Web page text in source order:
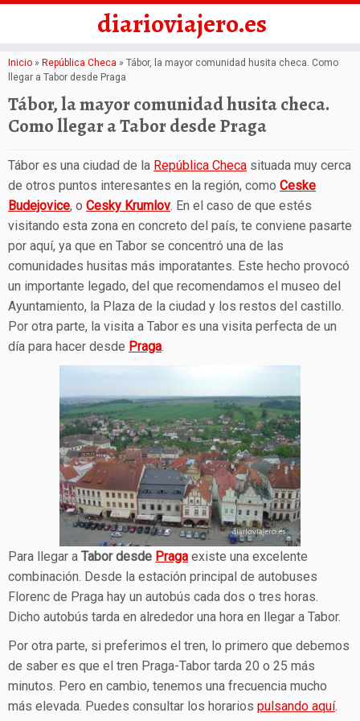
Saltar
al
contenido
diarioviajero.es
Inicio » República Checa » Tábor, la mayor comunidad husita checa. Como
llegar a Tabor desde Praga
Tábor, la mayor comunidad husita checa.
Como llegar a Tabor desde Praga
Tábor es una ciudad de la República Checa situada muy cerca
de otros puntos interesantes en la región, como Ceske
Budejovice, o Cesky Krumlov. En el caso de que estés
visitando esta zona en concreto del país, te conviene pasarte
por aquí, ya que en Tabor se concentró una de las
comunidades husitas más imporatantes. Este hecho provocó
un importante legado, del que recomendamos el museo del
Ayuntamiento, la Plaza de la ciudad y los restos del castillo.
Por otra parte, la visita a Tabor es una visita perfecta de un
día para hacer desde Praga.
Para llegar a Tabor desde Praga existe una excelente
combinación. Desde la estación principal de autobuses
Florenc de Praga hay un autobús cada dos o tres horas.
Dicho autobús tarda en alrededor una hora en llegar a Tabor.
Por otra parte, si preferimos el tren, lo primero que debemos
de saber es que el tren Praga-Tabor tarda 20 o 25 más
minutos. Pero en cambio, tenemos una frecuencia mucho
más elevada. Puedes consultar los horarios pulsando aquí.